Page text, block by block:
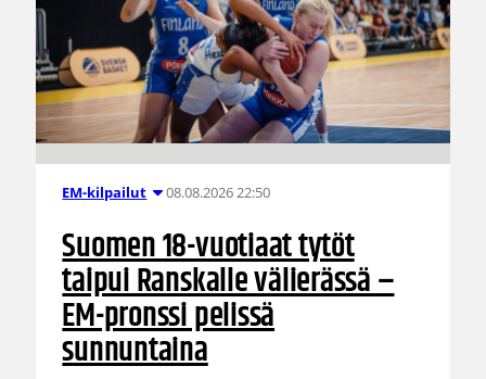
EM-kilpailut 08.08.2026 22:50
Suomen 18-vuotiaat tytöt
taipui Ranskalle välierässä –
EM-pronssi pelissä
sunnuntaina